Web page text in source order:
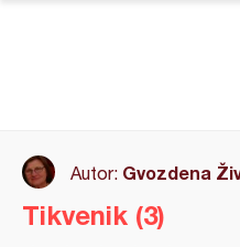
Autor: Gvozdena
Tikvenik (3)